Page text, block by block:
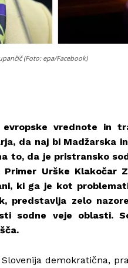
(Foto: epa/Facebook)
vrednote in
da naj bi Madžarska
to, da je pristransko
Urške Klakočar
ki ga je kot
predstavlja zelo
sodne veje oblasti.
demokratična,